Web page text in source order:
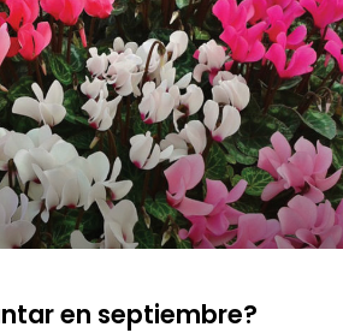
en septiembre?